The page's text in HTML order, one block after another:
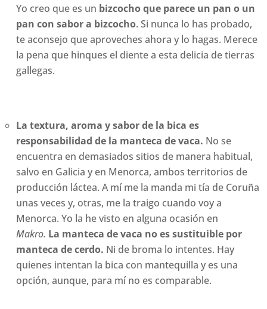
Yo creo que es un bizcocho que parece un pan o un
pan con sabor a bizcocho. Si nunca lo has probado,
te aconsejo que aproveches ahora y lo hagas. Merece
la pena que hinques el diente a esta delicia de tierras
gallegas.
La textura, aroma y sabor de la bica es
responsabilidad de la manteca de vaca. No se
encuentra en demasiados sitios de manera habitual,
salvo en Galicia y en Menorca, ambos territorios de
producción láctea. A mí me la manda mi tía de Coruña
unas veces y, otras, me la traigo cuando voy a
Menorca. Yo la he visto en alguna ocasión en
Makro. La manteca de vaca no es sustituible por
manteca de cerdo. Ni de broma lo intentes. Hay
quienes intentan la bica con mantequilla y es una
opción, aunque, para mí no es comparable.